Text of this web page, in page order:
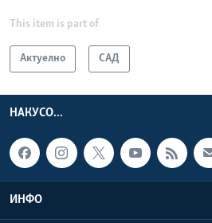
This item is part of
Актуелно САД
НАКУСО...
ИНФО